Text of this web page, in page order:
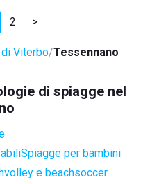
2 >
Viterbo Tessennano
di spiagge nel
Spiagge per bambini
e beachsoccer